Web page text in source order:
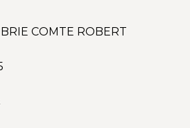
BRIE COMTE ROBERT